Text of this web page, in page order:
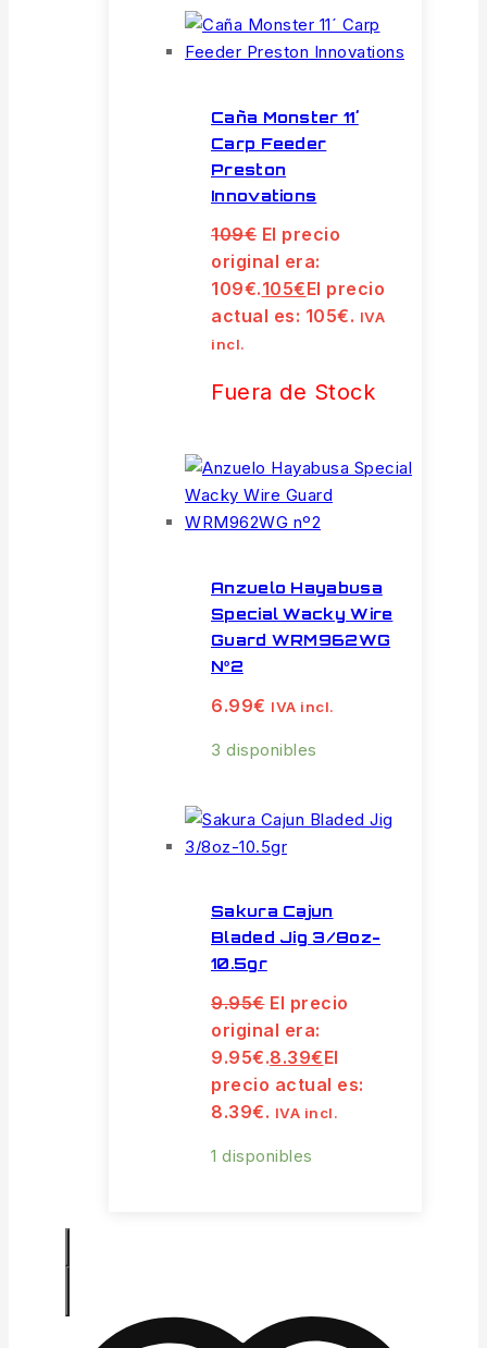
Caña Monster 11´
Carp Feeder
Preston
Innovations
109€ El precio
original era:
109€.105€El precio
actual es: 105€. IVA
incl.
Fuera de Stock
Anzuelo Hayabusa
Special Wacky Wire
Guard WRM962WG
Nº2
6.99€ IVA incl.
3 disponibles
Sakura Cajun
Bladed Jig 3/8oz-
10.5gr
9.95€ El precio
original era:
9.95€.8.39€El
precio actual es:
8.39€. IVA incl.
1 disponibles